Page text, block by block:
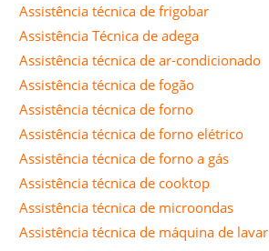
Assistência técnica de frigobar
Assistência Técnica de adega
Assistência técnica de ar-condicionado
Assistência técnica de fogão
Assistência técnica de forno
Assistência técnica de forno elétrico
Assistência técnica de forno a gás
Assistência técnica de cooktop
Assistência técnica de microondas
Assistência técnica de máquina de lavar